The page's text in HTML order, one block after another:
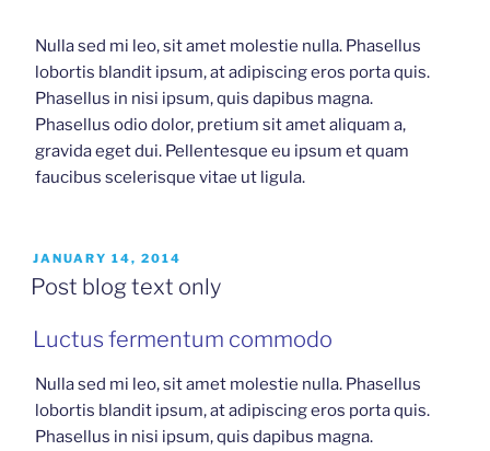
Nulla sed mi leo, sit amet molestie nulla. Phasellus
lobortis blandit ipsum, at adipiscing eros porta quis.
Phasellus in nisi ipsum, quis dapibus magna.
Phasellus odio dolor, pretium sit amet aliquam a,
gravida eget dui. Pellentesque eu ipsum et quam
faucibus scelerisque vitae ut ligula.
POSTED
ON
JANUARY 14, 2014
Post blog text only
Luctus fermentum commodo
Nulla sed mi leo, sit amet molestie nulla. Phasellus
lobortis blandit ipsum, at adipiscing eros porta quis.
Phasellus in nisi ipsum, quis dapibus magna.